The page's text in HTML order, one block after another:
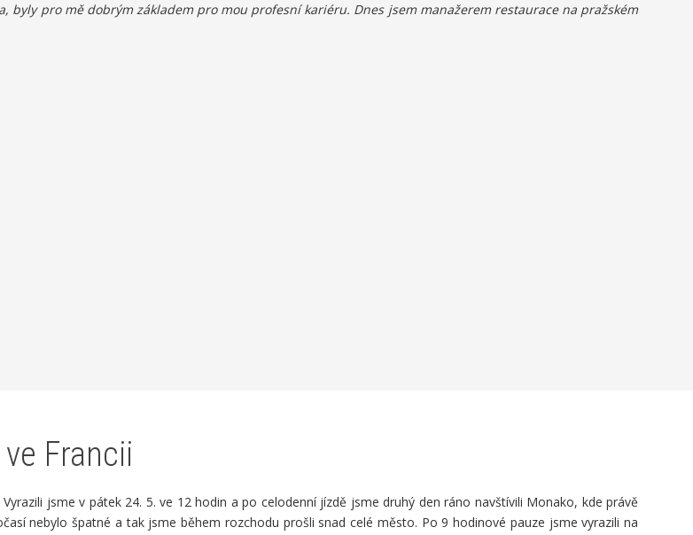
byly pro mě dobrým základem pro mou profesní kariéru. Dnes jsem manažerem restaurace na pražském
Francii
Vyrazili jsme v pátek 24. 5. ve 12 hodin a po celodenní jízdě jsme druhý den ráno navštívili Monako, kde právě
nebylo špatné a tak jsme během rozchodu prošli snad celé město. Po 9 hodinové pauze jsme vyrazili na